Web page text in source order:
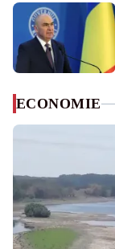
ECONOMIE